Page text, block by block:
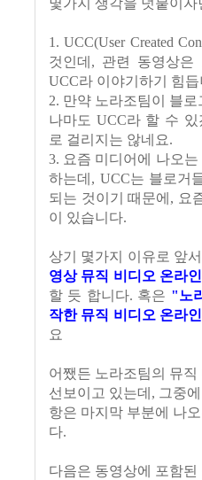
1. UCC(User Created
것인데, 관련 동영상
UCC라 이야기하기 힘듭
2. 만약 노라조팀이 블
나마도 UCC라 할 수
로 걸리지는 않네요.
3. 요즘 미디어에 나오
하는데, UCC는 블로거
되는 것이기 때문에, 요
이 있습니다.
상기 몇가지 이유로 앞
영상 뮤직 비디오 온라
할 듯 합니다. 혹은 "노
작한 뮤직 비디오 온라
요
어쨌든 노라조팀의 뮤
선보이고 있는데, 그중
항은 마지막 부분에 나
다.
다음은 동영상에 포함